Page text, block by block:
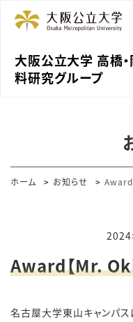
大阪公立大学 高橋
料研究グループ
ホーム お知らせ Award
2024
Award【Mr.
名古屋大学東山キャンパ